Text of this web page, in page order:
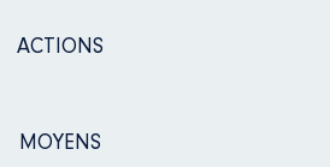
ACTIONS
MOYENS